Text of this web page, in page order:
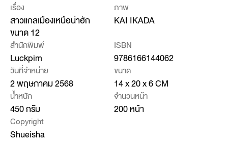
เรื่อง
สาวแกลเมืองเหนือน่าฮัก
ขนาด 12
ภาพ
KAI IKADA
สำนักพิมพ์
Luckpim
ISBN
9786166144062
วันที่จำหน่าย
2 พฤษภาคม 2568
ขนาด
14 x 20 x 6 CM
น้ำหนัก
450 กรัม
จำนวนหน้า
200 หน้า
Copyright
Shueisha